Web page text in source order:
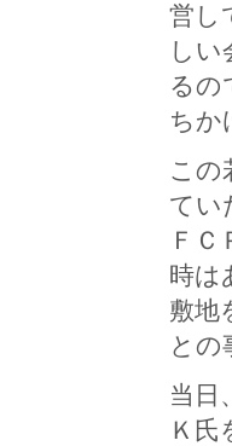
営し
しい
るの
ちか
この
てい
Ｆ
時は
敷地
との
当日
Ｋ氏